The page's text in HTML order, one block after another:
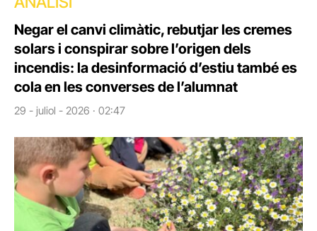
Negar el canvi climàtic, rebutjar les cremes
solars i conspirar sobre l’origen dels
incendis: la desinformació d’estiu també es
cola en les converses de l’alumnat
29 - juliol - 2026 · 02:47